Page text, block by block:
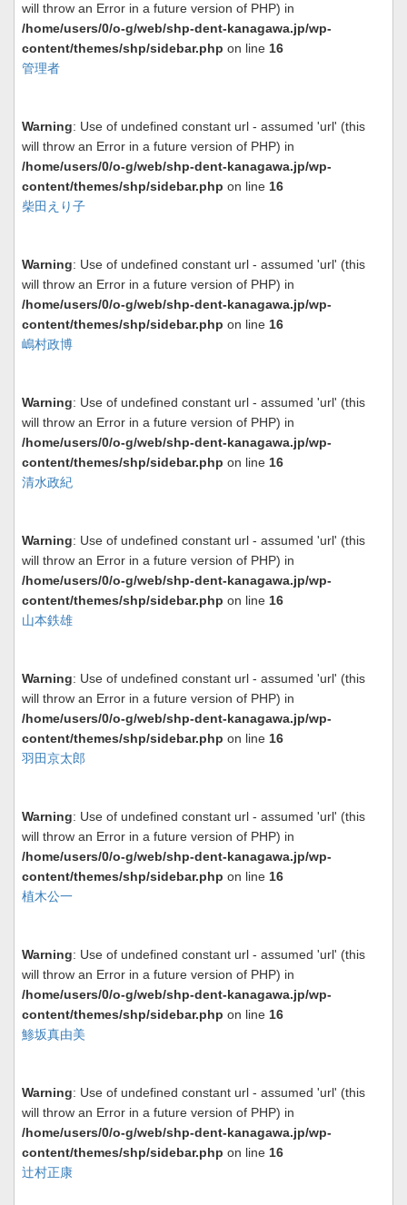
will throw an Error in a future version of PHP) in
/home/users/0/o-g/web/shp-dent-kanagawa.jp/wp-
content/themes/shp/sidebar.php on line 16
管理者
Warning: Use of undefined constant url - assumed 'url' (this
will throw an Error in a future version of PHP) in
/home/users/0/o-g/web/shp-dent-kanagawa.jp/wp-
content/themes/shp/sidebar.php on line 16
柴田えり子
Warning: Use of undefined constant url - assumed 'url' (this
will throw an Error in a future version of PHP) in
/home/users/0/o-g/web/shp-dent-kanagawa.jp/wp-
content/themes/shp/sidebar.php on line 16
嶋村政博
Warning: Use of undefined constant url - assumed 'url' (this
will throw an Error in a future version of PHP) in
/home/users/0/o-g/web/shp-dent-kanagawa.jp/wp-
content/themes/shp/sidebar.php on line 16
清水政紀
Warning: Use of undefined constant url - assumed 'url' (this
will throw an Error in a future version of PHP) in
/home/users/0/o-g/web/shp-dent-kanagawa.jp/wp-
content/themes/shp/sidebar.php on line 16
山本鉄雄
Warning: Use of undefined constant url - assumed 'url' (this
will throw an Error in a future version of PHP) in
/home/users/0/o-g/web/shp-dent-kanagawa.jp/wp-
content/themes/shp/sidebar.php on line 16
羽田京太郎
Warning: Use of undefined constant url - assumed 'url' (this
will throw an Error in a future version of PHP) in
/home/users/0/o-g/web/shp-dent-kanagawa.jp/wp-
content/themes/shp/sidebar.php on line 16
植木公一
Warning: Use of undefined constant url - assumed 'url' (this
will throw an Error in a future version of PHP) in
/home/users/0/o-g/web/shp-dent-kanagawa.jp/wp-
content/themes/shp/sidebar.php on line 16
鯵坂真由美
Warning: Use of undefined constant url - assumed 'url' (this
will throw an Error in a future version of PHP) in
/home/users/0/o-g/web/shp-dent-kanagawa.jp/wp-
content/themes/shp/sidebar.php on line 16
辻村正康